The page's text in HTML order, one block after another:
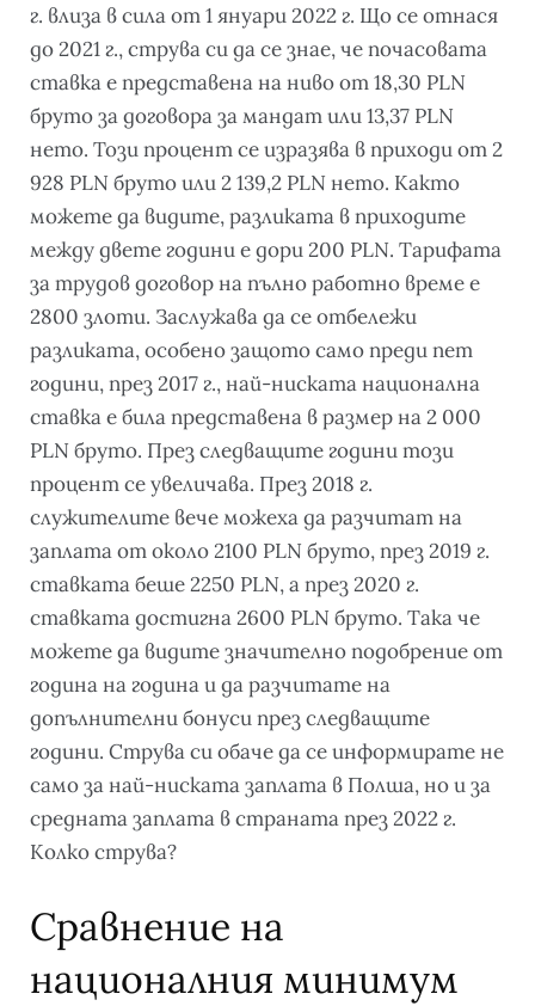
г. влиза в сила от 1 януари 2022 г. Що се отнася
до 2021 г., струва си да се знае, че почасовата
ставка е представена на ниво от 18,30 PLN
бруто за договора за мандат или 13,37 PLN
нето. Този процент се изразява в приходи от 2
928 PLN бруто или 2 139,2 PLN нето. Както
можете да видите, разликата в приходите
между двете години е дори 200 PLN. Тарифата
за трудов договор на пълно работно време е
2800 злоти. Заслужава да се отбележи
разликата, особено защото само преди пет
години, през 2017 г., най-ниската национална
ставка е била представена в размер на 2 000
PLN бруто. През следващите години този
процент се увеличава. През 2018 г.
служителите вече можеха да разчитат на
заплата от около 2100 PLN бруто, през 2019 г.
ставката беше 2250 PLN, а през 2020 г.
ставката достигна 2600 PLN бруто. Така че
можете да видите значително подобрение от
година на година и да разчитате на
допълнителни бонуси през следващите
години. Струва си обаче да се информирате не
само за най-ниската заплата в Полша, но и за
средната заплата в страната през 2022 г.
Колко струва?
Сравнение на
националния минимум